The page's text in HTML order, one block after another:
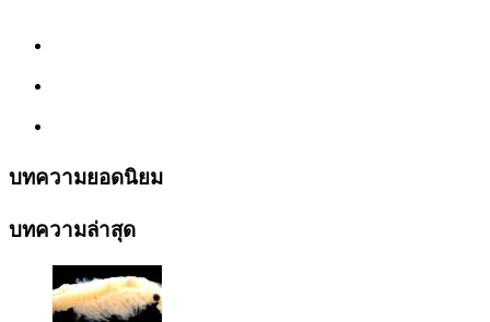
บทความยอดนิยม
บทความล่าสุด